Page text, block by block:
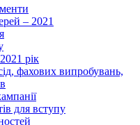
– 2021
рік
фахових випробувань,
для вступу